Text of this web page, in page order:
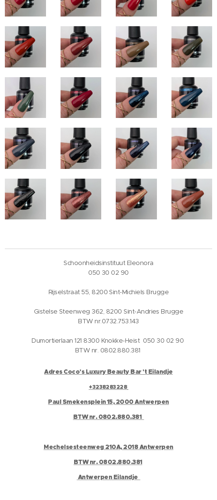
Schoonheidsinstituut Eleonora
050 30 02 90
Rijselstraat 55, 8200 Sint-Michiels Brugge
Gistelse Steenweg 362, 8200 Sint-Andries Brugge
BTW nr.0732.753.143
Dumortierlaan 121 8300 Knokke-Heist 050 30 02 90
BTW nr. 0802.880.381
Adres Coco's Luxury Beauty Bar 't Eilandje
+3238283228
Paul Smekensplein 15, 2000 Antwerpen
BTW nr. 0802.880.381
Mechelsesteenweg 210A, 2018 Antwerpen
BTW nr. 0802.880.381
Antwerpen Eilandje